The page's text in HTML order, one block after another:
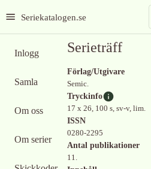
Seriekatalogen.se
Inlogg
Samla
Om oss
Om serier
Serieträff
Förlag/Utgivare
Semic.
Tryckinfo
17 x 26, 100 s, sv-v, lim.
ISSN
0280-2295
Antal publikationer
11.